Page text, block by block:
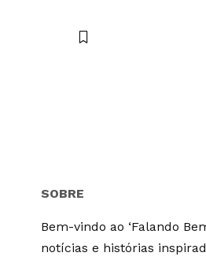
SOBRE
Bem-vindo ao ‘Falando
notícias e histórias